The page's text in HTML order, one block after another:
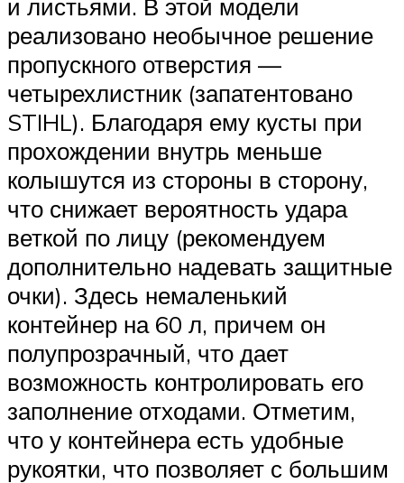
и листьями. В этой модели
реализовано необычное решение
пропускного отверстия —
четырехлистник (запатентовано
STIHL). Благодаря ему кусты при
прохождении внутрь меньше
колышутся из стороны в сторону,
что снижает вероятность удара
веткой по лицу (рекомендуем
дополнительно надевать защитные
очки). Здесь немаленький
контейнер на 60 л, причем он
полупрозрачный, что дает
возможность контролировать его
заполнение отходами. Отметим,
что у контейнера есть удобные
рукоятки, что позволяет с большим